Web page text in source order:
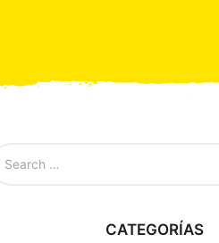
CATEGORÍAS